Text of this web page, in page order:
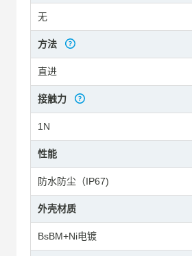
无
方法
直进
接触力
1N
性能
防水防尘（IP67)
外壳材质
BsBM+Ni电镀